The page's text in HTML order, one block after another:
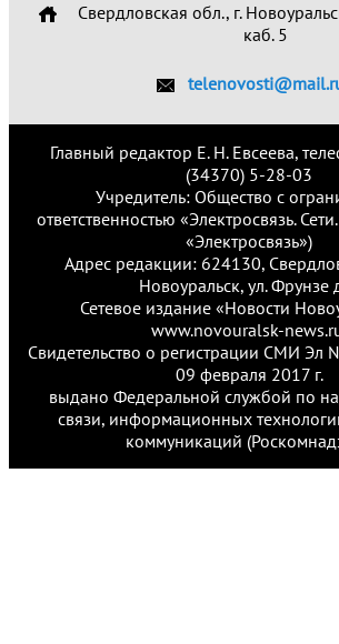
Свердловская обл., г.
каб. 5
Главный редактор Е. Н. Евсеева,
(34370) 5-28-03
Учредитель: Общество с
ответственностью «Электросвязь.
«Электросвязь»)
Адрес редакции: 624130,
Новоуральск, ул. Фрунзе
Сетевое издание «Новости
www.novouralsk-
Свидетельство о регистрации СМИ
09 февраля 2017 г.
выдано Федеральной службой по
связи, информационных
коммуникаций